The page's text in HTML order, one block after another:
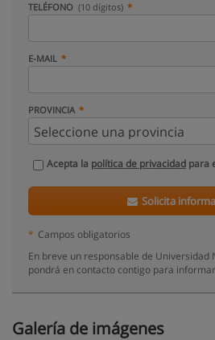
TELÉFONO (10 dígitos)
E-MAIL
PROVINCIA
Acepta la política de privacidad para
Solicita
* Campos obligatorios
En breve un responsable de Universidad
pondrá en contacto contigo para
Galería de imágenes